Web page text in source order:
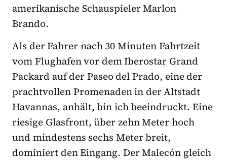
amerikanische Schauspieler Marlon
Brando.
Als der Fahrer nach 30 Minuten Fahrtzeit
vom Flughafen vor dem Iberostar Grand
Packard auf der Paseo del Prado, eine der
prachtvollen Promenaden in der Altstadt
Havannas, anhält, bin ich beeindruckt. Eine
riesige Glasfront, über zehn Meter hoch
und mindestens sechs Meter breit,
dominiert den Eingang. Der Malecón gleich